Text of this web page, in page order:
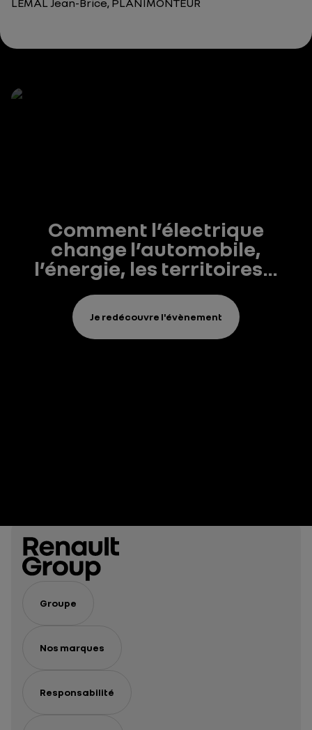
LEMAL Jean-Brice, PLANIMONTEUR
Comment l’électrique
change l’automobile,
l’énergie, les territoires…
Je redécouvre l'évènement
Groupe
Nos marques
Responsabilité